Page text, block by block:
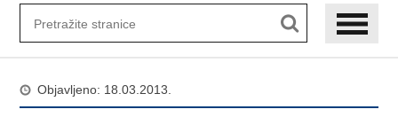
Objavljeno: 18.03.2013.